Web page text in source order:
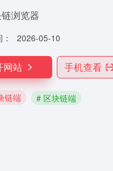
浏览器
2026-05-10
网站 手机查看
链端 # 区块链端